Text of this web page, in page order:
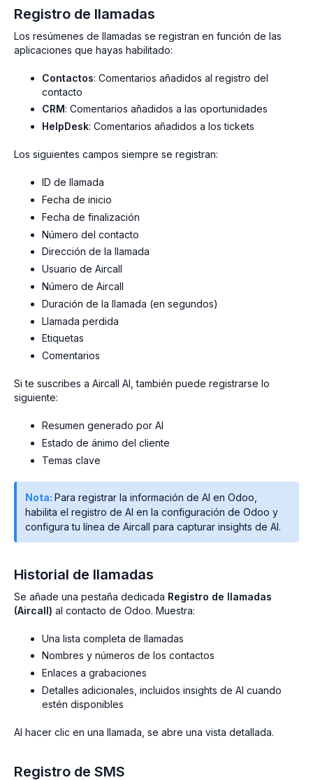
Registro de llamadas
Los resúmenes de llamadas se registran en función de las
aplicaciones que hayas habilitado:
Contactos: Comentarios añadidos al registro del
contacto
CRM: Comentarios añadidos a las oportunidades
HelpDesk: Comentarios añadidos a los tickets
Los siguientes campos siempre se registran:
ID de llamada
Fecha de inicio
Fecha de finalización
Número del contacto
Dirección de la llamada
Usuario de Aircall
Número de Aircall
Duración de la llamada (en segundos)
Llamada perdida
Etiquetas
Comentarios
Si te suscribes a Aircall AI, también puede registrarse lo
siguiente:
Resumen generado por AI
Estado de ánimo del cliente
Temas clave
Nota: Para registrar la información de AI en Odoo,
habilita el registro de AI en la configuración de Odoo y
configura tu línea de Aircall para capturar insights de AI.
Historial de llamadas
Se añade una pestaña dedicada Registro de llamadas
(Aircall) al contacto de Odoo. Muestra:
Una lista completa de llamadas
Nombres y números de los contactos
Enlaces a grabaciones
Detalles adicionales, incluidos insights de AI cuando
estén disponibles
Al hacer clic en una llamada, se abre una vista detallada.
Registro de SMS